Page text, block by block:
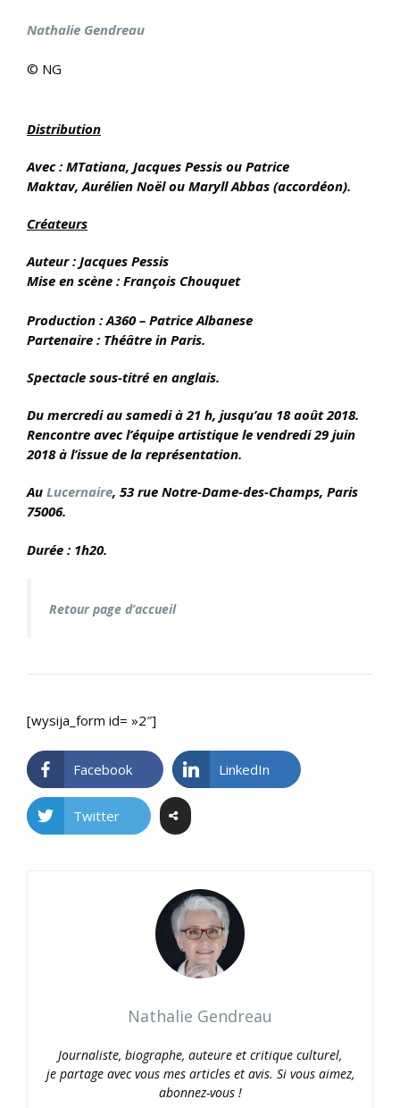
Nathalie Gendreau
© NG
Distribution
Avec : MTatiana, Jacques Pessis ou Patrice
Maktav, Aurélien Noël ou Maryll Abbas (accordéon).
Créateurs
Auteur : Jacques Pessis
Mise en scène : François Chouquet
Production : A360 – Patrice Albanese
Partenaire : Théâtre in Paris.
Spectacle sous-titré en anglais.
Du mercredi au samedi à 21 h, jusqu’au 18 août 2018.
Rencontre avec l’équipe artistique le vendredi 29 juin
2018 à l’issue de la représentation.
Au Lucernaire, 53 rue Notre-Dame-des-Champs, Paris
75006.
Durée : 1h20.
Retour page d’accueil
[wysija_form id= »2″]
Facebook LinkedIn
Twitter
Nathalie Gendreau
Journaliste, biographe, auteure et critique culturel,
je partage avec vous mes articles et avis. Si vous aimez,
abonnez-vous !